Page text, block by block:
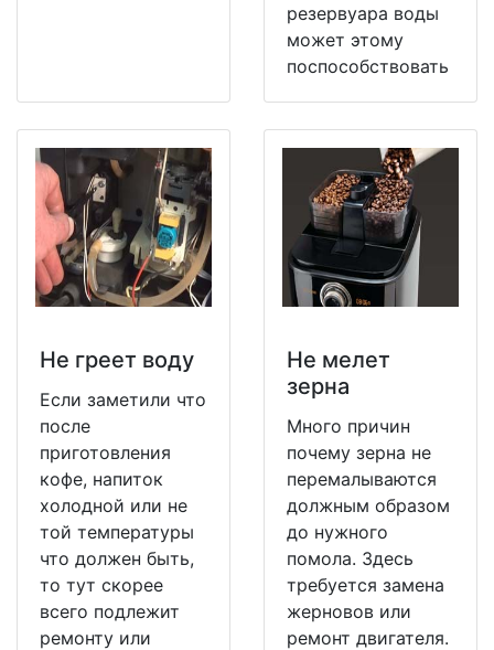
резервуара воды
может этому
поспособствовать
Не греет воду
Если заметили что
после
приготовления
кофе, напиток
холодной или не
той температуры
что должен быть,
то тут скорее
всего подлежит
ремонту или
Не мeлет
зерна
Много причин
почему зерна не
перемалываются
должным образом
до нужного
помола. Здесь
требуется замена
жерновов или
ремонт двигателя.